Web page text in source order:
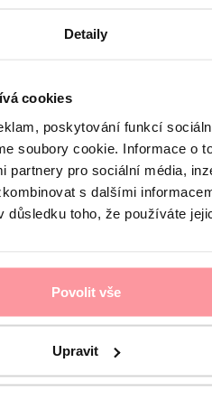
Detaily
cookies
poskytování funkcí
soubory cookie. Informace o
partnery pro sociální média,
s dalšími
důsledku toho, že používáte
Povolit vše
Upravit
šifrována pomocí SSL a řídí
osobních údajů
naší